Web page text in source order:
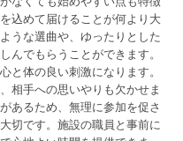
込めて届けることが何より大
うな選曲や、ゆったりとした
んでもらうことができます。
と体の良い刺激になります。
相手への思いやりも欠かせま
あるため、無理に参加を促さ
切です。施設の職員と事前に